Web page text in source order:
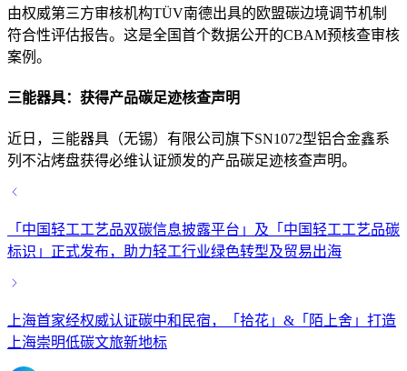
由权威第三方审核机构TÜV南德出具的欧盟碳边境调节机制
符合性评估报告。这是全国首个数据公开的CBAM预核查审核
案例。
三能器具：获得产品碳足迹核查声明
近日，三能器具（无锡）有限公司旗下SN1072型铝合金鑫系
列不沾烤盘获得必维认证颁发的产品碳足迹核查声明。
「中国轻工工艺品双碳信息披露平台」及「中国轻工工艺品碳
标识」正式发布，助力轻工行业绿色转型及贸易出海
上海首家经权威认证碳中和民宿，「拾花」&「陌上舍」打造
上海崇明低碳文旅新地标